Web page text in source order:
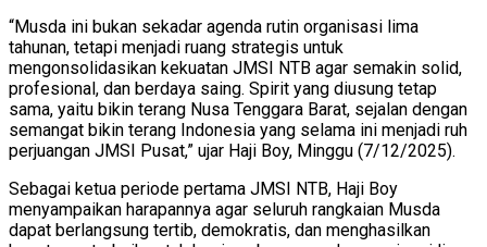
“Musda ini bukan sekadar agenda rutin organisasi lima
tahunan, tetapi menjadi ruang strategis untuk
mengonsolidasikan kekuatan JMSI NTB agar semakin solid,
profesional, dan berdaya saing. Spirit yang diusung tetap
sama, yaitu bikin terang Nusa Tenggara Barat, sejalan dengan
semangat bikin terang Indonesia yang selama ini menjadi ruh
perjuangan JMSI Pusat,” ujar Haji Boy, Minggu (7/12/2025).
Sebagai ketua periode pertama JMSI NTB, Haji Boy
menyampaikan harapannya agar seluruh rangkaian Musda
dapat berlangsung tertib, demokratis, dan menghasilkan